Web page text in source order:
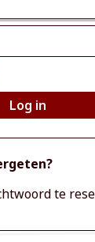
Log in
te